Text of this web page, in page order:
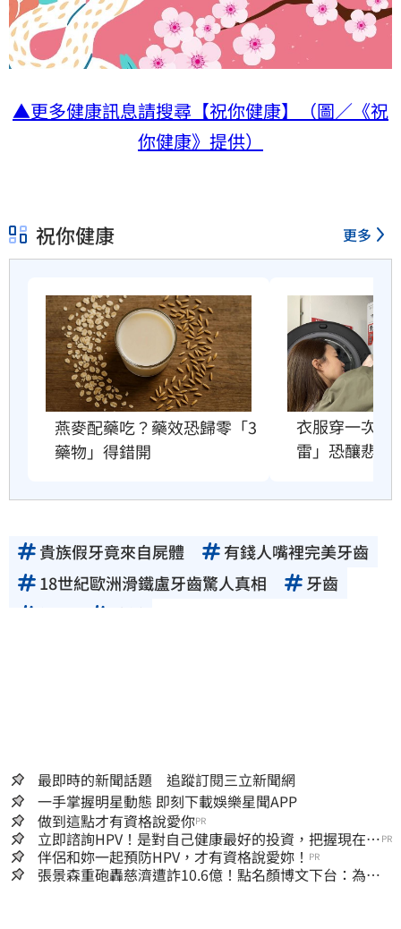
▲更多健康訊息請搜尋【祝你健康】（圖／《祝
你健康》提供）
祝你健康 更多
燕麥配藥吃？藥效恐歸零「3
藥物」得錯開
衣服穿一次就
雷」恐釀悲劇
貴族假牙竟來自屍體
有錢人嘴裡完美牙齒
18世紀歐洲滑鐵盧牙齒驚人真相
牙齒
戰俘
最即時的新聞話題 追蹤訂閱三立新聞網
一手掌握明星動態 即刻下載娛樂星聞APP
做到這點才有資格說愛你PR
立即諮詢HPV！是對自己健康最好的投資，把握現在不
嫌晚！
PR
伴侶和妳一起預防HPV，才有資格說愛妳！ PR
張景森重砲轟慈濟遭詐10.6億！點名顏博文下台：為什